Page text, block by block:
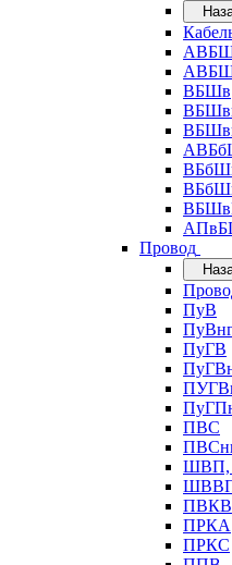
ВБШв
Провод
ПуВ
ПуГВ
ПВС
ШВП,
ПВКВ
ПРКА
ПРКС